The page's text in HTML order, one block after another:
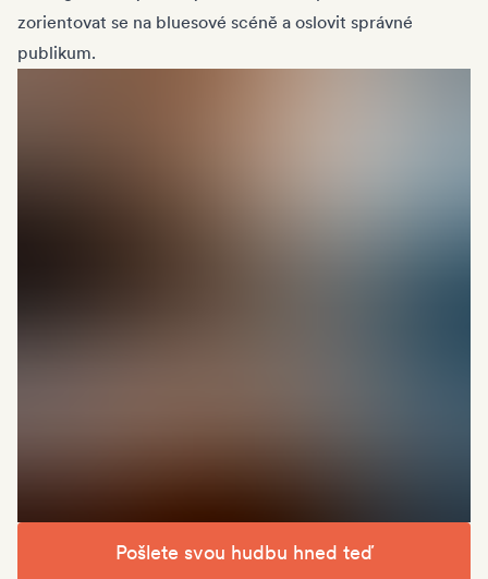
zorientovat se na bluesové scéně a oslovit správné
publikum.
Pošlete svou hudbu hned teď